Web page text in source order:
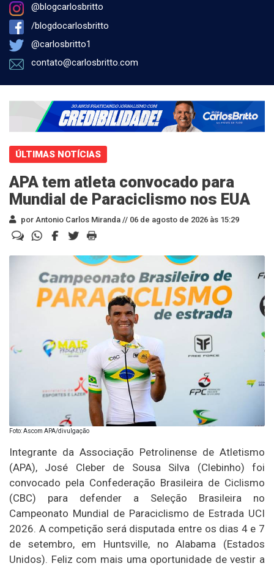
@blogcarlosbritto
/blogdocarlosbritto
@carlosbritto1
contato@carlosbritto.com
ÚLTIMAS NOTÍCIAS
APA tem atleta convocado para
Mundial de Paraciclismo nos EUA
por Antonio Carlos Miranda // 06 de agosto de 2026 às 15:29
Foto: Ascom APA/divulgação
Integrante da Associação Petrolinense de Atletismo
(APA), José Cleber de Sousa Silva (Clebinho) foi
convocado pela Confederação Brasileira de Ciclismo
(CBC) para defender a Seleção Brasileira no
Campeonato Mundial de Paraciclismo de Estrada UCI
2026. A competição será disputada entre os dias 4 e 7
de setembro, em Huntsville, no Alabama (Estados
Unidos). Feliz com mais uma oportunidade de vestir a